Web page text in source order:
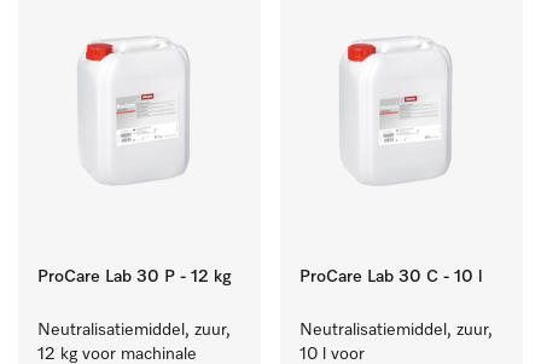
ProCare Lab 30 P - 12 kg
Neutralisatiemiddel, zuur,
12 kg voor machinale
ProCare Lab 30 C - 10 l
Neutralisatiemiddel, zuur,
10 l voor